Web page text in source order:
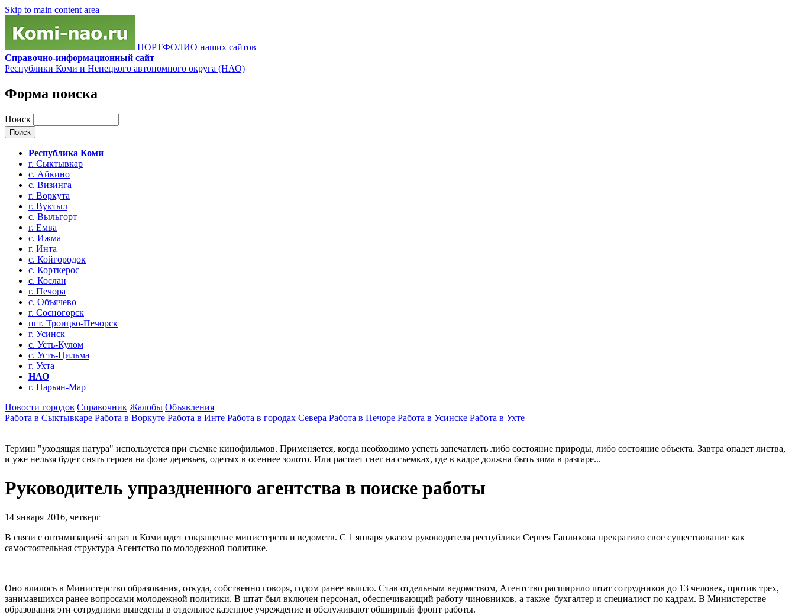
Skip to main content area
ПОРТФОЛИО наших сайтов
Справочно-информационный сайт
Республики Коми и Ненецкого автономного округа (НАО)
Форма поиска
Поиск
Республика Коми
г. Сыктывкар
с. Айкино
с. Визинга
г. Воркута
г. Вуктыл
с. Выльгорт
г. Емва
с. Ижма
г. Инта
с. Койгородок
с. Корткерос
с. Кослан
г. Печора
с. Объячево
г. Сосногорск
пгт. Троицко-Печорск
г. Усинск
с. Усть-Кулом
с. Усть-Цильма
г. Ухта
НАО
г. Нарьян-Мар
Новости городов Справочник Жалобы Объявления
Работа в Сыктывкаре Работа в Воркуте Работа в Инте Работа в городах Севера Работа в Печоре Работа в Усинске Работа в Ухте
Термин "уходящая натура" используется при съемке кинофильмов. Применяется, когда необходимо успеть запечатлеть либо состояние природы, либо состояние объекта. Завтра опадет листва,
и уже нельзя будет снять героев на фоне деревьев, одетых в осеннее золото. Или растает снег на съемках, где в кадре должна быть зима в разгаре...
Руководитель упраздненного агентства в поиске работы
14 января 2016, четверг
В связи с оптимизацией затрат в Коми идет сокращение министерств и ведомств. С 1 января указом руководителя республики Сергея Гапликова прекратило свое существование как
самостоятельная структура Агентство по молодежной политике.
Оно влилось в Министерство образования, откуда, собственно говоря, годом ранее вышло. Став отдельным ведомством, Агентство расширило штат сотрудников до 13 человек, против трех,
занимавшихся ранее вопросами молодежной политики. В штат был включен персонал, обеспечивающий работу чиновников, а также бухгалтер и специалист по кадрам. В Министерстве
образования эти сотрудники выведены в отдельное казенное учреждение и обслуживают обширный фронт работы.